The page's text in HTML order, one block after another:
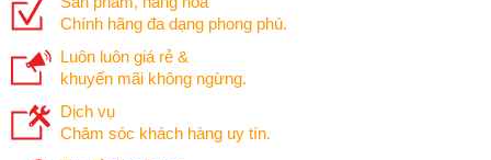
Chính hãng đa dạng phong phú.
Luôn luôn giá rẻ &
khuyến mãi không ngừng.
Dịch vụ
Chăm sóc khách hàng uy tín.